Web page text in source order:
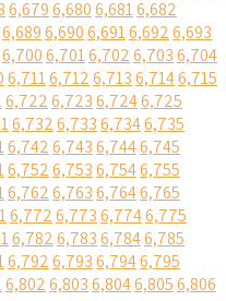
6,6796,6806,6816,682
6,6896,6906,6916,6926,693
6,7006,7016,7026,7036,704
6,7116,7126,7136,7146,715
6,7226,7236,7246,725
6,7326,7336,7346,735
6,7426,7436,7446,745
6,7526,7536,7546,755
6,7626,7636,7646,765
6,7726,7736,7746,775
6,7826,7836,7846,785
6,7926,7936,7946,795
6,8026,8036,8046,8056,806